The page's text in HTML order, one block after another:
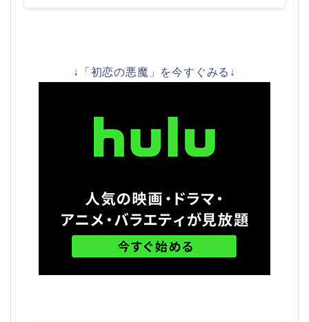
↓「初恋の悪魔」を今すぐみる↓